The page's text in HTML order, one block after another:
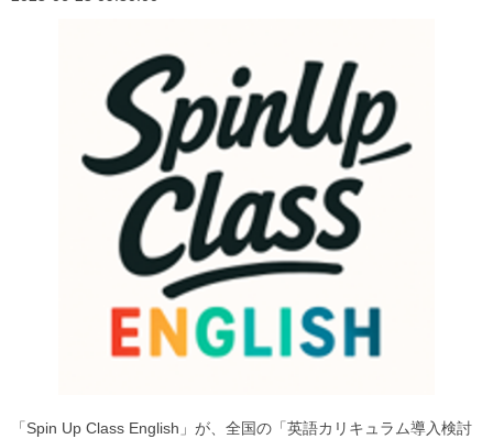
「Spin Up Class English」が、全国の「英語カリキュラム導入検討